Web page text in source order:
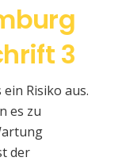
3
Risiko aus.
es zu
der